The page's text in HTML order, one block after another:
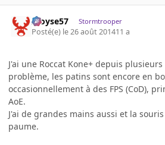
Aloyse57 Stormtrooper
Posté(e) le 26 août 201411 a
J'ai une Roccat Kone+ depuis
problème, les patins sont encore en
occasionnellement à des FPS (CoD),
AoE.
J'ai de grandes mains aussi et la
paume.